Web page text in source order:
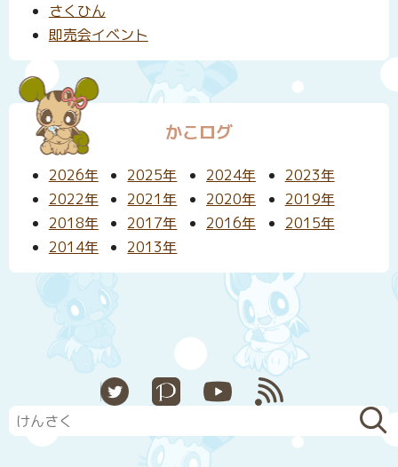
さくひん
即売会イベント
かこログ
2026年 2025年 2024年
2023年
2022年
2021年 2020年
2019年
2018年
2017年 2016年
2015年
2014年
2013年
Pixiv YouTube